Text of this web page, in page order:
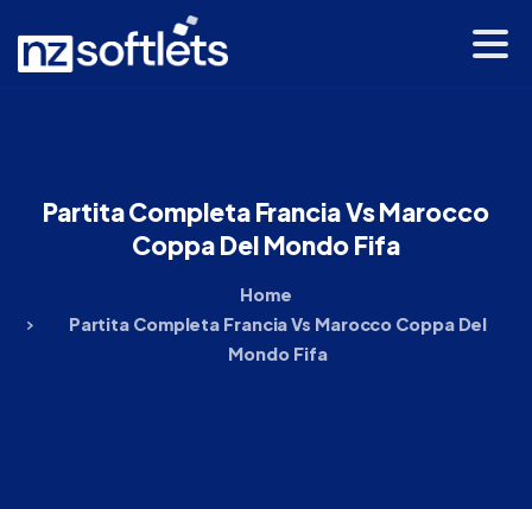
PartitaCompletaFranciaVsMarocco
CoppaDel MondoFifa
Home
Partita Completa Francia Vs Marocco Coppa Del
Mondo Fifa